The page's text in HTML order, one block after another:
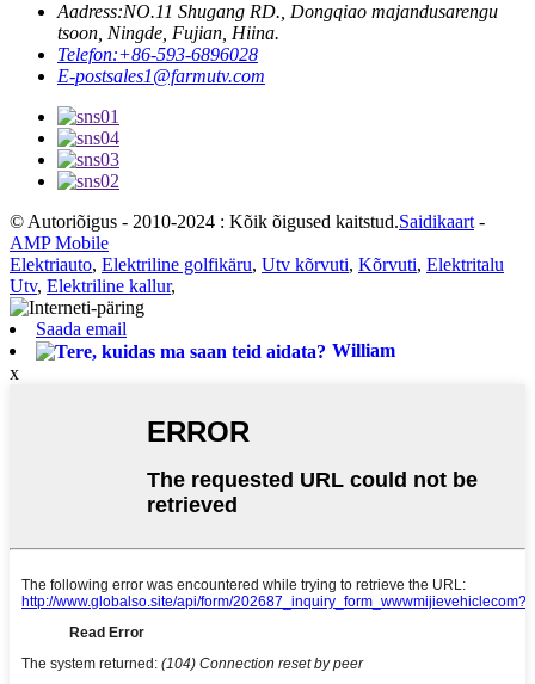
Aadress:NO.11 Shugang RD., Dongqiao majandusarengu
tsoon, Ningde, Fujian, Hiina.
Telefon:+86-593-6896028
E-postsales1@farmutv.com
© Autoriõigus - 2010-2024 : Kõik õigused kaitstud.Saidikaart -
AMP Mobile
Elektriauto, Elektriline golfikäru, Utv kõrvuti, Kõrvuti, Elektritalu
Utv, Elektriline kallur,
Saada email
William
x